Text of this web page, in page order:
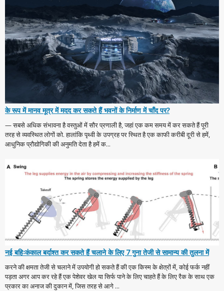
के रूप में मानव मूत्र में मदद कर सकते हैं भवनों के निर्माण में चाँद पर?
— सबसे अधिक संभावना है वस्तुओं में सौर प्रणाली है, जहां एक कम समय में कर सकते हैं पूरी
तरह से व्यवस्थित लोगों को. हालांकि पृथ्वी के उपग्रह पर स्थित है एक काफी करीबी दूरी से हमें,
आधुनिक प्रौद्योगिकी की अनुमति देता है हमें क...
नई बहिःकंकाल बर्दाश्त कर सकते हैं चलाने के लिए 7 गुना तेजी से सामान्य की तुलना में
करने की क्षमता तेजी से चलाने में उपयोगी हो सकते हैं की एक किस्म के क्षेत्रों में, कोई फर्क नहीं
पड़ता अगर आप कर रहे हैं एक पेशेवर खेल या सिर्फ पाने के लिए चाहते हैं के लिए रैक के साथ एक
प्रकार का अनाज की दुकान में, जिस तरह से आगे ...